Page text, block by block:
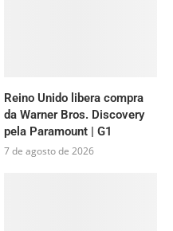
Reino Unido libera compra
da Warner Bros. Discovery
pela Paramount | G1
7 de agosto de 2026